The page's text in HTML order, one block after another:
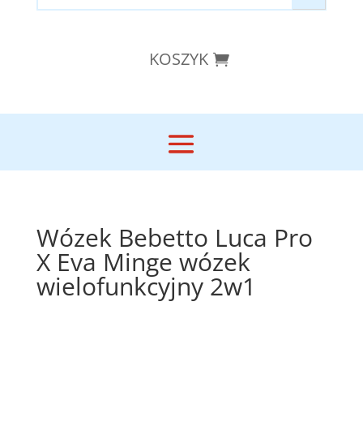
KOSZYK
Wózek Bebetto Luca Pro
X Eva Minge wózek
wielofunkcyjny 2w1